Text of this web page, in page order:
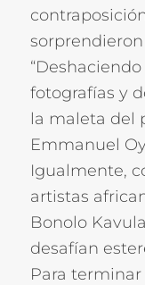
fotografías y
la maleta del
Emmanuel
Igualmente,
artistas
Bonolo
desafían
Para